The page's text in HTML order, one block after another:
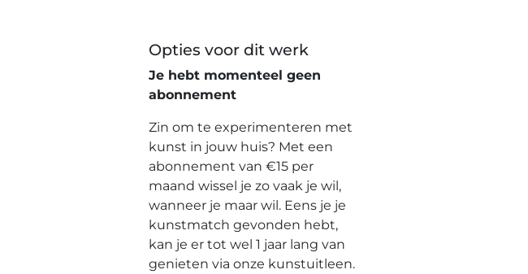
Opties voor dit werk
Je hebt momenteel geen
abonnement
Zin om te experimenteren met
kunst in jouw huis? Met een
abonnement van €15 per
maand wissel je zo vaak je wil,
wanneer je maar wil. Eens je je
kunstmatch gevonden hebt,
kan je er tot wel 1 jaar lang van
genieten via onze kunstuitleen.